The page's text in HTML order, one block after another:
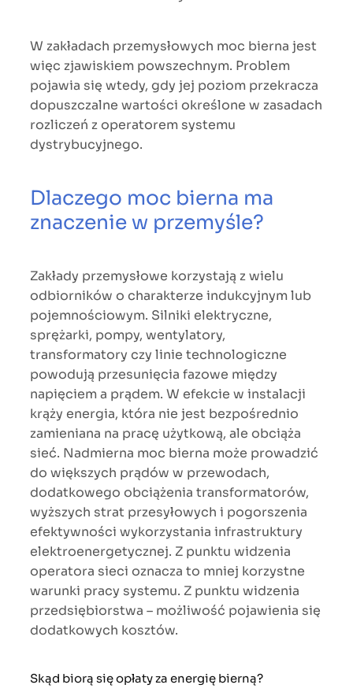
W zakładach przemysłowych moc bierna jest
więc zjawiskiem powszechnym. Problem
pojawia się wtedy, gdy jej poziom przekracza
dopuszczalne wartości określone w zasadach
rozliczeń z operatorem systemu
dystrybucyjnego.
Dlaczego moc bierna ma
znaczenie w przemyśle?
Zakłady przemysłowe korzystają z wielu
odbiorników o charakterze indukcyjnym lub
pojemnościowym. Silniki elektryczne,
sprężarki, pompy, wentylatory,
transformatory czy linie technologiczne
powodują przesunięcia fazowe między
napięciem a prądem. W efekcie w instalacji
krąży energia, która nie jest bezpośrednio
zamieniana na pracę użytkową, ale obciąża
sieć. Nadmierna moc bierna może prowadzić
do większych prądów w przewodach,
dodatkowego obciążenia transformatorów,
wyższych strat przesyłowych i pogorszenia
efektywności wykorzystania infrastruktury
elektroenergetycznej. Z punktu widzenia
operatora sieci oznacza to mniej korzystne
warunki pracy systemu. Z punktu widzenia
przedsiębiorstwa – możliwość pojawienia się
dodatkowych kosztów.
Skąd biorą się opłaty za energię bierną?